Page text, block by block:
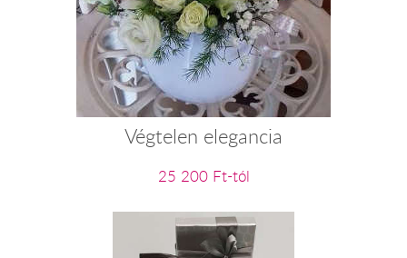
Végtelen elegancia
25 200 Ft-tól